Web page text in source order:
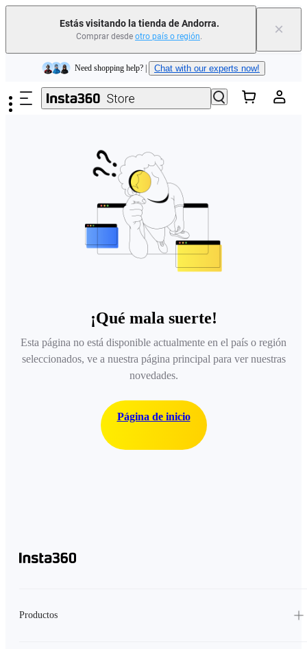
Estás visitando la tienda de Andorra.
Comprar desde otro país o región. ×
Saltar al contenido principal
Insta360 Luna Ultra |Ya disponible| Envío gratuito
Need shopping help? | Chat with our experts now!
Insta360 Luna Ultra | | Envío gratuito
¡Qué mala suerte!
Esta página no está disponible actualmente en el país o región
seleccionados, ve a nuestra página principal para ver nuestras
novedades.
Página de inicio
Productos